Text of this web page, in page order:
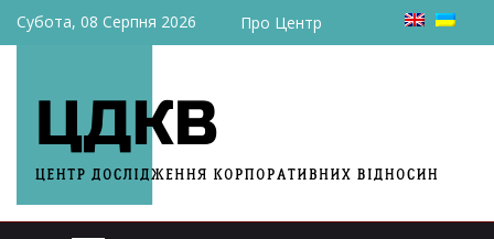
Субота, 08 Серпня 2026 Про Центр